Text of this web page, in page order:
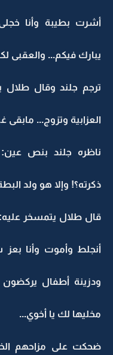
أشرت بطيبة وأنا
يبارك فيكم... والعقبى
ترجم جلند وقال
العزابية وتزوج... مابقى
ناظره جلند بنص
ذكرته؟! وإلا هو ولد
قال طلال يتمسخر عليه:
أنجلط وأموت وأنا بعز
ودزينة أطفال يركضون
مخليها لك يا أخوي...
ضحكت على مزاحهم